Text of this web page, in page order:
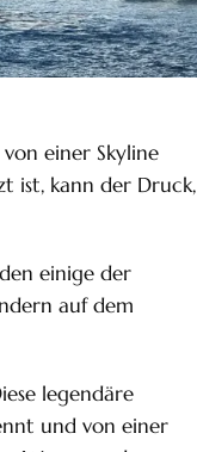
einer Skyline
ist, kann der Druck,
einige der
auf dem
legendäre
und von einer